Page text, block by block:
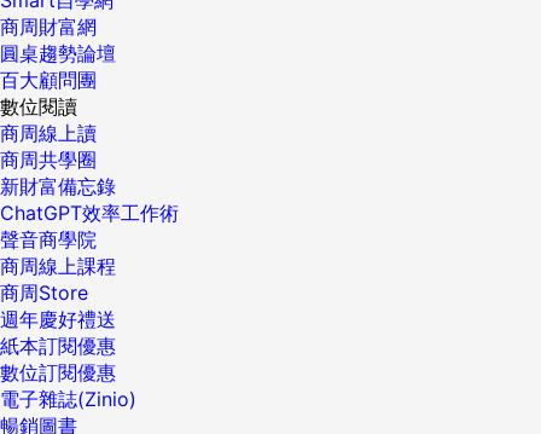
商周財富網
圓桌趨勢論壇
百大顧問團
數位閱讀
商周線上讀
商周共學圈
新財富備忘錄
ChatGPT效率工作術
聲音商學院
商周線上課程
商周Store
週年慶好禮送
紙本訂閱優惠
數位訂閱優惠
電子雜誌(Zinio)
暢銷圖書